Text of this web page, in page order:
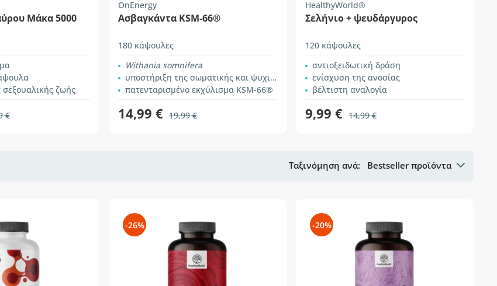
Μάκα 5000
σεξουαλικής ζωής
€
OnEnergy
Ασβαγκάντα KSM-66®
180 κάψουλες
Withania somnifera
υποστήριξη της σωματικής και ψυχικής απόδοσης
πατενταρισμένο εκχύλισμα KSM-66®
14,99 € 19,99 €
HealthyWorld®
Σελήνιο + ψευδάργυρος
120 κάψουλες
αντιοξειδωτική δράση
ενίσχυση της ανοσίας
βέλτιστη αναλογία
9,99 € 14,99 €
Ταξινόμηση ανά: Bestseller προϊόντα
-26% -20%